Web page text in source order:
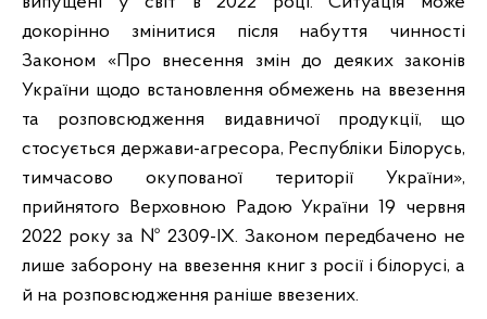
докорінно змінитися після набуття чинності
Законом «Про внесення змін до деяких законів
України щодо встановлення обмежень на ввезення
та розповсюдження видавничої продукції, що
стосується держави-агресора, Республіки Білорусь,
тимчасово окупованої території України»,
прийнятого Верховною Радою України 19 червня
2022 року за № 2309-IX. Законом передбачено не
лише заборону на ввезення книг з росії і білорусі, а
й на розповсюдження раніше ввезених.